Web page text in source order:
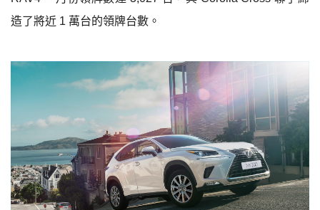
造了將近 1 萬台的領牌台數。